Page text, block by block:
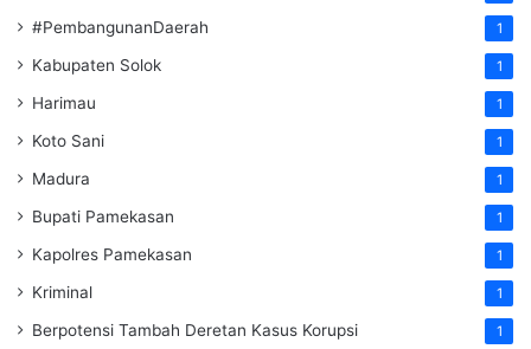
#PembangunanDaerah 1
Kabupaten Solok 1
Harimau 1
Koto Sani 1
Madura 1
Bupati Pamekasan 1
Kapolres Pamekasan 1
Kriminal 1
Berpotensi Tambah Deretan Kasus Korupsi 1